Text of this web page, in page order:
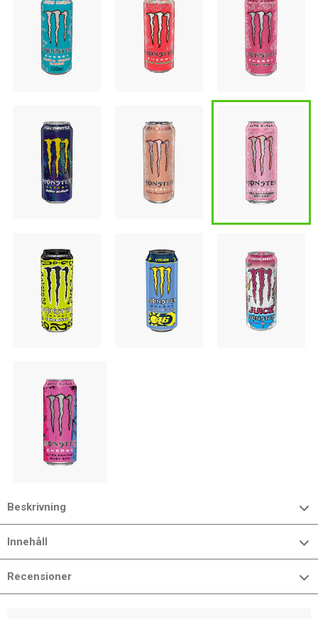
Beskrivning
Innehåll
Recensioner